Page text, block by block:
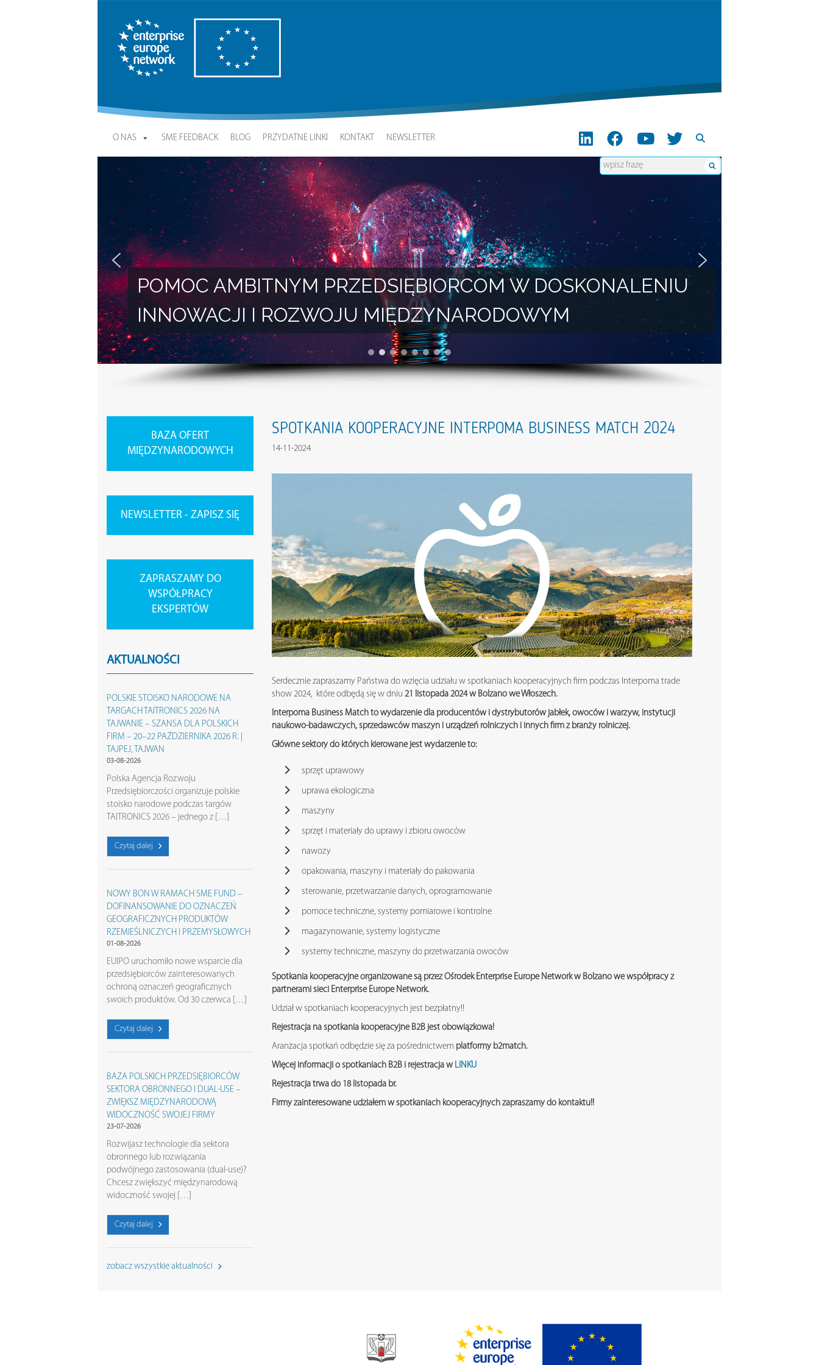
Enterprise Europe Network
O NAS SME FEEDBACK BLOG PRZYDATNE LINKI KONTAKT NEWSLETTER
POMOC AMBITNYM PRZEDSIĘBIORCOM W DOSKONALENIU
INNOWACJI I ROZWOJU MIĘDZYNARODOWYM
BAZA OFERT
MIĘDZYNARODOWYCH
NEWSLETTER - ZAPISZ SIĘ
ZAPRASZAMY DO
WSPÓŁPRACY
EKSPERTÓW
AKTUALNOŚCI
POLSKIE STOISKO NARODOWE NA
TARGACH TAITRONICS 2026 NA
TAJWANIE – SZANSA DLA POLSKICH
FIRM – 20–22 PAŹDZIERNIKA 2026 R. |
TAJPEJ, TAJWAN
03-08-2026
Polska Agencja Rozwoju
Przedsiębiorczości organizuje polskie
stoisko narodowe podczas targów
TAITRONICS 2026 – jednego z […]
Czytaj dalej
NOWY BON W RAMACH SME FUND –
DOFINANSOWANIE DO OZNACZEŃ
GEOGRAFICZNYCH PRODUKTÓW
RZEMIEŚLNICZYCH I PRZEMYSŁOWYCH
01-08-2026
EUIPO uruchomiło nowe wsparcie dla
przedsiębiorców zainteresowanych
ochroną oznaczeń geograficznych
swoich produktów. Od 30 czerwca […]
Czytaj dalej
BAZA POLSKICH PRZEDSIĘBIORCÓW
SEKTORA OBRONNEGO I DUAL-USE –
ZWIĘKSZ MIĘDZYNARODOWĄ
WIDOCZNOŚĆ SWOJEJ FIRMY
23-07-2026
Rozwijasz technologie dla sektora
obronnego lub rozwiązania
podwójnego zastosowania (dual-use)?
Chcesz zwiększyć międzynarodową
widoczność swojej […]
Czytaj dalej
zobacz wszystkie aktualności
SPOTKANIA KOOPERACYJNE INTERPOMA BUSINESS MATCH 2024
14-11-2024
Serdecznie zapraszamy Państwa do wzięcia udziału w spotkaniach kooperacyjnych firm podczas Interpoma trade
show 2024, które odbędą się w dniu 21 listopada 2024 w Bolzano we Włoszech.
Interpoma Business Match to wydarzenie dla producentów i dystrybutorów jabłek, owoców i warzyw, instytucji
naukowo-badawczych, sprzedawców maszyn i urządzeń rolniczych i innych firm z branży rolniczej.
Główne sektory do których kierowane jest wydarzenie to:
sprzęt uprawowy
uprawa ekologiczna
maszyny
sprzęt i materiały do ​​uprawy i zbioru owoców
nawozy
opakowania, maszyny i materiały do ​​pakowania
sterowanie, przetwarzanie danych, oprogramowanie
pomoce techniczne, systemy pomiarowe i kontrolne
magazynowanie, systemy logistyczne
systemy techniczne, maszyny do przetwarzania owoców
Spotkania kooperacyjne organizowane są przez Ośrodek Enterprise Europe Network w Bolzano we współpracy z
partnerami sieci Enterprise Europe Network.
Udział w spotkaniach kooperacyjnych jest bezpłatny!!
Rejestracja na spotkania kooperacyjne B2B jest obowiązkowa!
Aranżacja spotkań odbędzie się za pośrednictwem platformy b2match.
Więcej informacji o spotkaniach B2B i rejestracja w LINKU
Rejestracja trwa do 18 listopada br.
Firmy zainteresowane udziałem w spotkaniach kooperacyjnych zapraszamy do kontaktu!!